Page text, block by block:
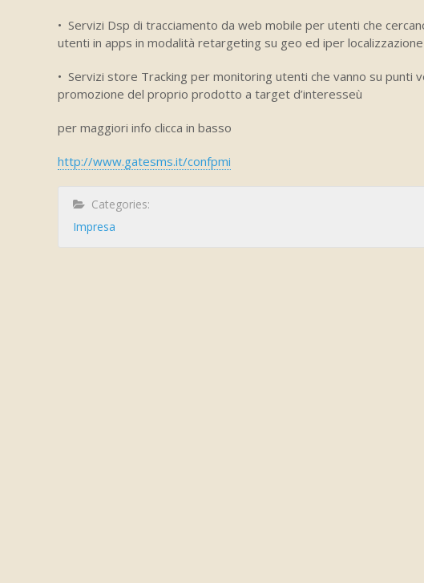
• Servizi Dsp di tracciamento da web mobile per utenti che
utenti in apps in modalità retargeting su geo ed iper localizzazione
• Servizi store Tracking per monitoring utenti che vanno su punti
promozione del proprio prodotto a target d’interesseù
per maggiori info clicca in basso
http://www.gatesms.it/confpmi
Categories:
Impresa